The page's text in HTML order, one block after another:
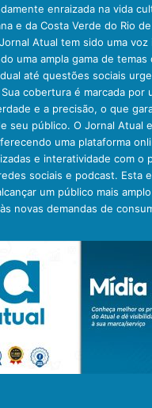
enraizada na vida
e da Costa Verde do Rio
Atual tem sido uma voz
uma ampla gama de
até questões sociais
cobertura é marcada por
e a precisão, o que
seu público. O Jornal Atual
uma plataforma
e interatividade com o
sociais e podcast. Esta
um público mais
novas demandas de